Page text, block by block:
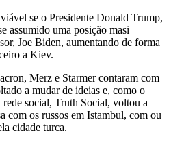
se o Presidente Donald Trump,
assumido uma posição masi
Joe Biden, aumentando de forma
a Kiev.
Merz e Starmer contaram com
a mudar de ideias e, como o
social, Truth Social, voltou a
com os russos em Istambul, com ou
cidade turca.